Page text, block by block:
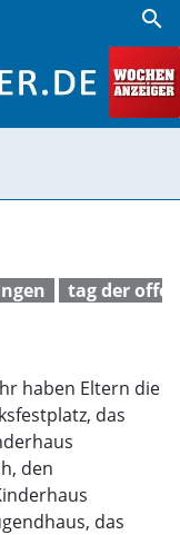
search
tag der
haben Eltern die
das
den
das